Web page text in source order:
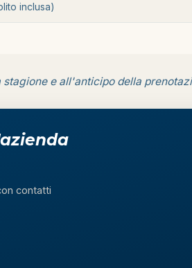
inclusa)
e all'anticipo della
contatti